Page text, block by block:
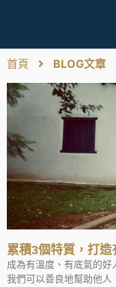
首頁 BLOG文章
累積3個特質，打
成為有溫度、有底氣的好
我們可以善良地幫助他人